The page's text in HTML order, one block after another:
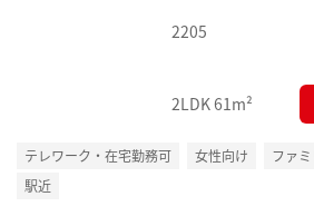
2205
2LDK61m²
テレワーク・在宅勤務可 女性向け ファ
駅近